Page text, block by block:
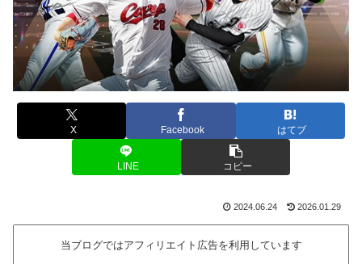
X Facebook はてブ
LINE コピー
2024.06.24 2026.01.29
当ブログではアフィリエイト広告を利用しています